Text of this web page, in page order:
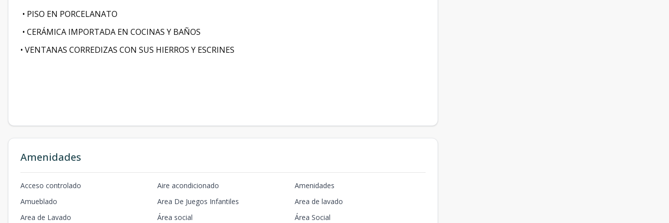
• PISO EN PORCELANATO
• CERÁMICA IMPORTADA EN COCINAS Y BAÑOS
• VENTANAS CORREDIZAS CON SUS HIERROS Y ESCRINES
Amenidades
Acceso controlado Aire acondicionado
Amenidades
Amueblado
Area De Juegos Infantiles
Area de lavado
Area de Lavado
Área social Área Social